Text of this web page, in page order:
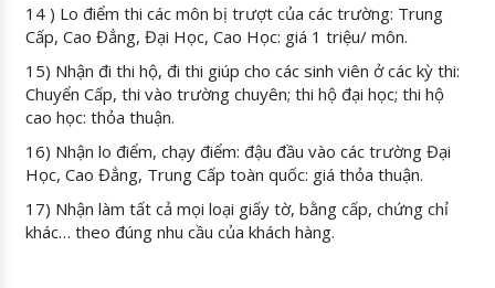
14 ) Lo điểm thi các môn bị trượt của các trường: Trung
Cấp, Cao Đẳng, Đại Học, Cao Học: giá 1 triệu/ môn.
15) Nhận đi thi hộ, đi thi giúp cho các sinh viên ở các kỳ thi:
Chuyển Cấp, thi vào trường chuyên; thi hộ đại học; thi hộ
cao học: thỏa thuận.
16) Nhận lo điểm, chạy điểm: đậu đầu vào các trường Đại
Học, Cao Đẳng, Trung Cấp toàn quốc: giá thỏa thuận.
17) Nhận làm tất cả mọi loại giấy tờ, bằng cấp, chứng chỉ
khác… theo đúng nhu cầu của khách hàng.